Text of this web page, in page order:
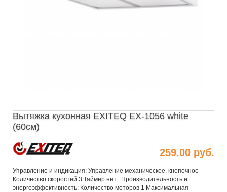
Вытяжка кухонная EXITEQ EX-1056 white
(60см)
259.00 руб.
Управление и индикация: Управление механическое, кнопочное
Количество скоростей 3 Таймер нет Производительность и
энергоэффективность: Количество моторов 1 Максимальная